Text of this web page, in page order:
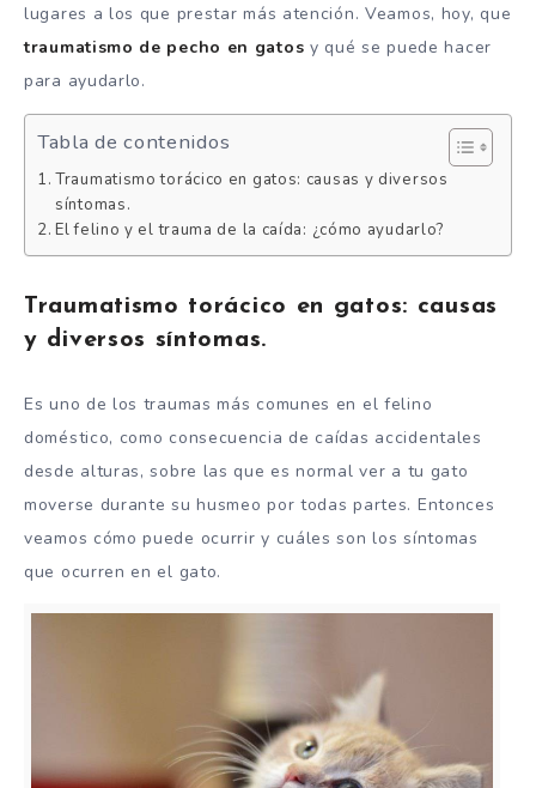
lugares a los que prestar más atención. Veamos, hoy, que
traumatismo de pecho en gatos y qué se puede hacer
para ayudarlo.
Tabla de contenidos
Traumatismo torácico en gatos: causas y diversos
síntomas.
El felino y el trauma de la caída: ¿cómo ayudarlo?
Traumatismo torácico en gatos: causas
y diversos síntomas.
Es uno de los traumas más comunes en el felino
doméstico, como consecuencia de caídas accidentales
desde alturas, sobre las que es normal ver a tu gato
moverse durante su husmeo por todas partes. Entonces
veamos cómo puede ocurrir y cuáles son los síntomas
que ocurren en el gato.